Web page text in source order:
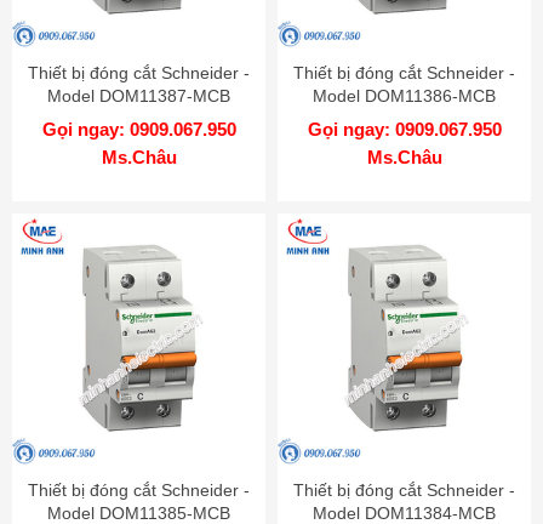
Thiết bị đóng cắt Schneider -
Model DOM11387-MCB
Gọi ngay: 0909.067.950
Ms.Châu
Thiết bị đóng cắt Schneider -
Model DOM11386-MCB
Gọi ngay: 0909.067.950
Ms.Châu
Thiết bị đóng cắt Schneider -
Model DOM11385-MCB
Thiết bị đóng cắt Schneider -
Model DOM11384-MCB